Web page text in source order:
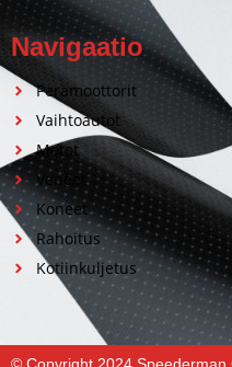
Navigaatio
Perämoottorit
Vaihtoautot
Motot
Veneet
Koneet
Rahoitus
Kotiinkuljetus